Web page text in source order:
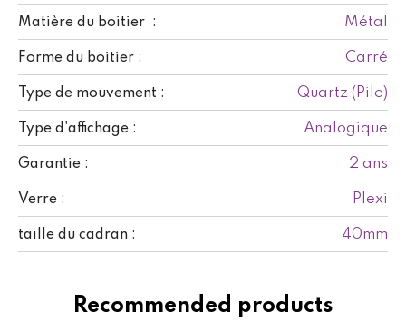
Matière du boitier : Métal
Forme du boitier : Carré
Type de mouvement : Quartz (Pile)
Type d'affichage : Analogique
Garantie : 2 ans
Verre : Plexi
taille du cadran : 40mm
Recommended products